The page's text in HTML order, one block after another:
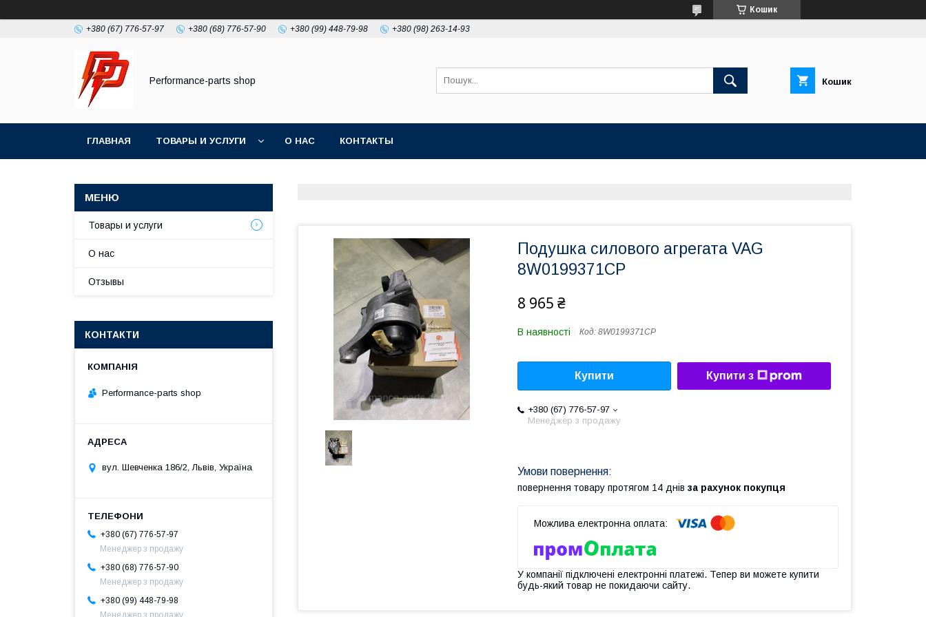
Кошик
+380 (67) 776-57-97 +380 (68) 776-57-90 +380 (99) 448-79-98 +380 (98) 263-14-93
Performance-parts shop Кошик
ГЛАВНАЯ ТОВАРЫ И УСЛУГИ О НАС КОНТАКТЫ
Подушка силового агрегата VAG
8W0199371CP
8 965 ₴
В наявності Код: 8W0199371CP
Купити Купити з
+380 (67) 776-57-97
Менеджер з продажу
повернення товару протягом 14 днів за рахунок покупця
У компанії підключені електронні платежі. Тепер ви можете купити
будь-який товар не покидаючи сайту.
Товары и услуги
О нас
Отзывы
КОНТАКТИ
Performance-parts shop
вул. Шевченка 186/2, Львів, Україна
+380 (67) 776-57-97
Менеджер з продажу
+380 (68) 776-57-90
Менеджер з продажу
+380 (99) 448-79-98